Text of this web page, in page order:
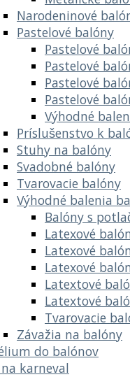
Narodeninové
Pastelové balóny
Pastelové
Pastelové
Pastelové
Pastelové
Výhodné
Príslušenstvo k
Stuhy na balóny
Svadobné balóny
Tvarovacie balóny
Výhodné balenia
Balóny s
Latexové
Latexové
Latexové
Latextové
Latextové
Tvarovacie
Závažia na balóny
do balónov
karneval